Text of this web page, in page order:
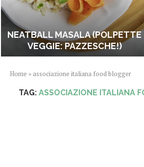
NEATBALL MASALA (POLPETTE
VEGGIE: PAZZESCHE!)
Home » associazione italiana food blogger
TAG: ASSOCIAZIONE ITALIANA